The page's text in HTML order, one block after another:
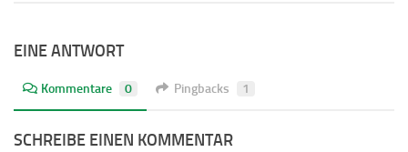
EINE ANTWORT
Kommentare 0 Pingbacks 1
SCHREIBE EINEN KOMMENTAR